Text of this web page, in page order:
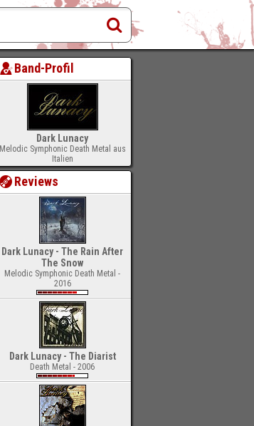
Band-Profil
Dark Lunacy
Melodic Symphonic Death Metal aus
Italien
Reviews
Dark Lunacy - The Rain After
The Snow
Melodic Symphonic Death Metal -
2016
Dark Lunacy - The Diarist
Death Metal - 2006